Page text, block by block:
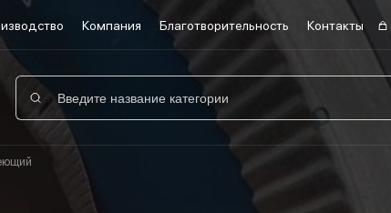
Компания Благотворительность Контакты